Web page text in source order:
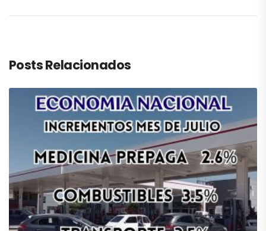
Posts Relacionados